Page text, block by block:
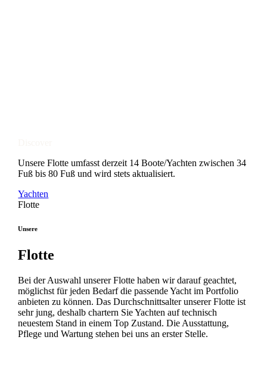
Unsere Flotte umfasst derzeit 14 Boote/Yachten zwischen 34
Fuß bis 80 Fuß und wird stets aktualisiert.
Yachten
Flotte
Unsere
Flotte
Bei der Auswahl unserer Flotte haben wir darauf geachtet,
möglichst für jeden Bedarf die passende Yacht im Portfolio
anbieten zu können. Das Durchschnittsalter unserer Flotte ist
sehr jung, deshalb chartern Sie Yachten auf technisch
neuestem Stand in einem Top Zustand. Die Ausstattung,
Pflege und Wartung stehen bei uns an erster Stelle.